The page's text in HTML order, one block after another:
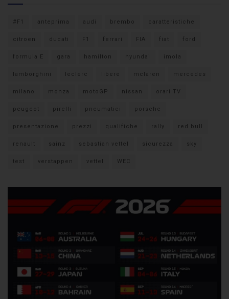
#F1 anteprima audi brembo caratteristiche
citroen ducati F1 ferrari FIA fiat ford
formula E gara hamilton hyundai imola
lamborghini leclerc libere mclaren mercedes
milano monza motoGP nissan orari TV
peugeot pirelli pneumatici porsche
presentazione prezzi qualifiche rally red bull
renault sainz sebastian vettel sicurezza sky
test verstappen vettel WEC